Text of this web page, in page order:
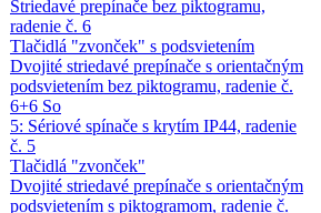
Striedavé prepínače bez piktogramu,
radenie č. 6
Tlačidlá "zvonček" s podsvietením
Dvojité striedavé prepínače s orientačným
podsvietením bez piktogramu, radenie č.
6+6 So
5: Sériové spínače s krytím IP44, radenie
č. 5
Tlačidlá "zvonček"
Dvojité striedavé prepínače s orientačným
podsvietením s piktogramom, radenie č.